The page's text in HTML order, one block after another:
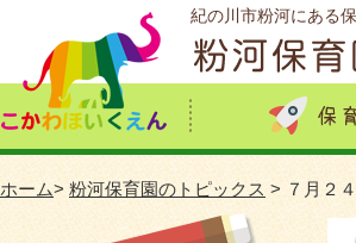
紀の川市粉河にある
ホーム> 粉河保育園のトピックス > ７月２